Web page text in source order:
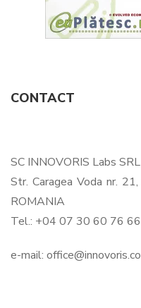
CONTACT
SC INNOVORIS Labs SRL
Str. Caragea Voda nr.
ROMANIA
Tel.: +04 07 30 60 76 66
e-mail: